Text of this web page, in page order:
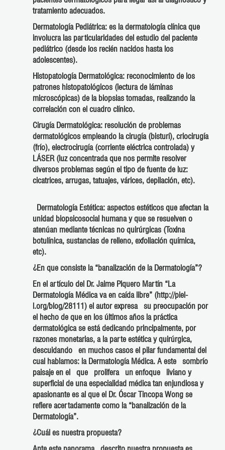
tratamiento adecuados.
Dermatología Pediátrica: es la dermatología clínica que
involucra las particularidades del estudio del paciente
pediátrico (desde los recién nacidos hasta los
adolescentes).
Histopatología Dermatológica: reconocimiento de los
patrones histopatológicos (lectura de láminas
microscópicas) de la biopsias tomadas, realizando la
correlación con el cuadro clínico.
Cirugía Dermatológica: resolución de problemas
dermatológicos empleando la cirugía (bisturí), criocirugía
(frío), electrocirugía (corriente eléctrica controlada) y
LÁSER (luz concentrada que nos permite resolver
diversos problemas según el tipo de fuente de luz:
cicatrices, arrugas, tatuajes, várices, depilación, etc).
Dermatología Estética: aspectos estéticos que afectan la
unidad biopsicosocial humana y que se resuelven o
atenúan mediante técnicas no quirúrgicas (Toxina
botulínica, sustancias de relleno, exfoliación química,
etc).
¿En que consiste la “banalización de la Dermatología”?
En el artículo del Dr. Jaime Piquero Martín “La
Dermatología Médica va en caída libre” (http://piel-
l.org/blog/28111) el autor expresa su preocupación por
el hecho de que en los últimos años la práctica
dermatológica se está dedicando principalmente, por
razones monetarias, a la parte estética y quirúrgica,
descuidando en muchos casos el pilar fundamental del
cual hablamos: la Dermatología Médica. A este sombrío
paisaje en el que prolifera un enfoque liviano y
superficial de una especialidad médica tan enjundiosa y
apasionante es al que el Dr. Óscar Tincopa Wong se
refiere acertadamente como la “banalización de la
Dermatología”.
¿Cuál es nuestra propuesta?